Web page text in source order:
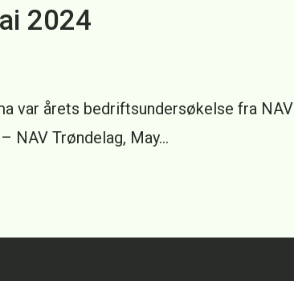
2024
var årets bedriftsundersøkelse fra NAV
NAV Trøndelag, May…